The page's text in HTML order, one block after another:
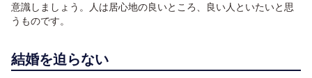
意識しましょう。人は居心地の良いところ、良い人といたいと思
うものです。
結婚を迫らない